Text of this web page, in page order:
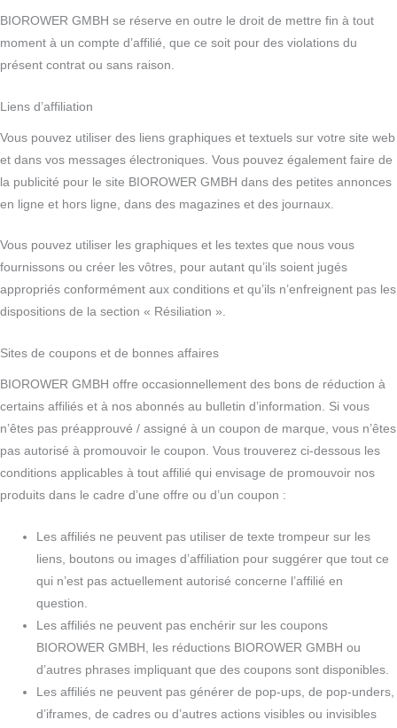
BIOROWER GMBH se réserve en outre le droit de mettre fin à tout
moment à un compte d’affilié, que ce soit pour des violations du
présent contrat ou sans raison.
Liens d’affiliation
Vous pouvez utiliser des liens graphiques et textuels sur votre site web
et dans vos messages électroniques. Vous pouvez également faire de
la publicité pour le site BIOROWER GMBH dans des petites annonces
en ligne et hors ligne, dans des magazines et des journaux.
Vous pouvez utiliser les graphiques et les textes que nous vous
fournissons ou créer les vôtres, pour autant qu’ils soient jugés
appropriés conformément aux conditions et qu’ils n’enfreignent pas les
dispositions de la section « Résiliation ».
Sites de coupons et de bonnes affaires
BIOROWER GMBH offre occasionnellement des bons de réduction à
certains affiliés et à nos abonnés au bulletin d’information. Si vous
n’êtes pas préapprouvé / assigné à un coupon de marque, vous n’êtes
pas autorisé à promouvoir le coupon. Vous trouverez ci-dessous les
conditions applicables à tout affilié qui envisage de promouvoir nos
produits dans le cadre d’une offre ou d’un coupon :
Les affiliés ne peuvent pas utiliser de texte trompeur sur les
liens, boutons ou images d’affiliation pour suggérer que tout ce
qui n’est pas actuellement autorisé concerne l’affilié en
question.
Les affiliés ne peuvent pas enchérir sur les coupons
BIOROWER GMBH, les réductions BIOROWER GMBH ou
d’autres phrases impliquant que des coupons sont disponibles.
Les affiliés ne peuvent pas générer de pop-ups, de pop-unders,
d’iframes, de cadres ou d’autres actions visibles ou invisibles